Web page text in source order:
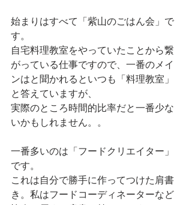
始まりはすべて「紫山のごはん会」で
す。
自宅料理教室をやっていたことから繋
がっている仕事ですので、一番のメイ
ンはと聞かれるといつも「料理教室」
と答えていますが、
実際のところ時間的比率だと一番少な
いかもしれません。。
一番多いのは「フードクリエイター」
です。
これは自分で勝手に作ってつけた肩書
き。私はフードコーディネーターなど